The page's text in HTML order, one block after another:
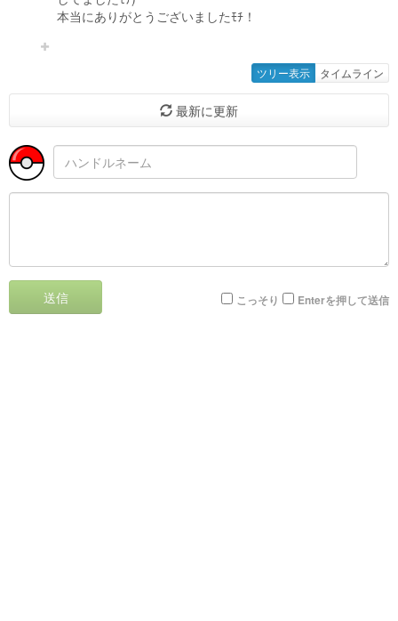
本当にありがとうございましたﾓﾁ！
ツリー表示 タイムライン
最新に更新
送信 こっそり Enterを押して送信